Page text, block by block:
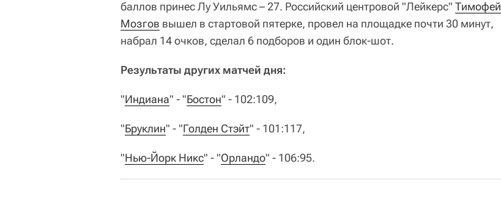
баллов принес Лу Уильямс – 27. Российский центровой "Лейкерс" Тимофей
Мозгов вышел в стартовой пятерке, провел на площадке почти 30 минут,
набрал 14 очков, сделал 6 подборов и один блок-шот.
Результаты других матчей дня:
"Индиана" - "Бостон" - 102:109,
"Бруклин" - "Голден Стэйт" - 101:117,
"Нью-Йорк Никс" - "Орландо" - 106:95.